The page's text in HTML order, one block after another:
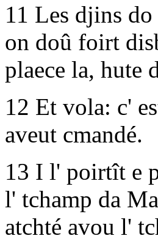
11 Les djins
on doû foirt
plaece la, hute
12 Et vola: c'
aveut cmandé.
13 I l' poirtît e
l' tchamp da
atchté avou l'